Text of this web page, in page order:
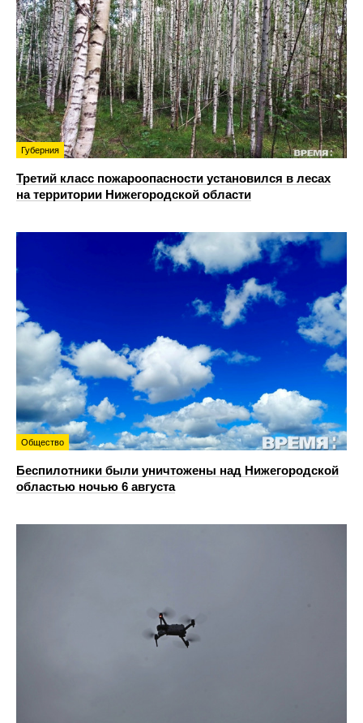
Губерния
Третий класс пожароопасности установился в лесах
на территории Нижегородской области
Общество
Беспилотники были уничтожены над Нижегородской
областью ночью 6 августа